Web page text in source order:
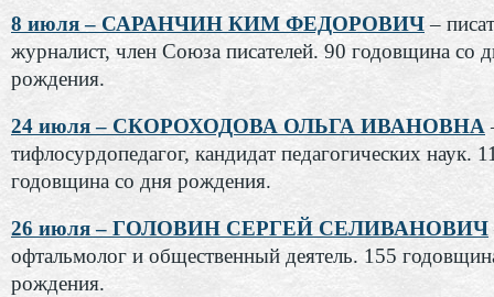
8 июля – САРАНЧИН КИМ ФЕДОРОВИЧ–
журналист, член Союза писателей. 90 годовщина со
рождения.
24 июля – СКОРОХОДОВА ОЛЬГА ИВАНОВНА
тифлосурдопедагог, кандидат педагогических наук.
годовщина со дня рождения.
26 июля – ГОЛОВИН СЕРГЕЙ СЕЛИВАНОВИЧ
офтальмолог и общественный деятель. 155
рождения.